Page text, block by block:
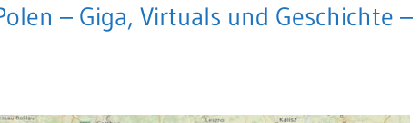
– Giga, Virtuals und Geschichte –